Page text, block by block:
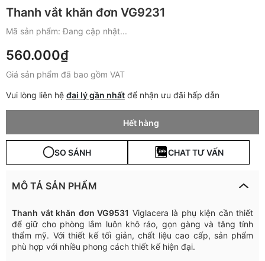
Thanh vắt khăn đơn VG9231
Mã sản phẩm:Đang cập nhật...
560.000₫
Giá sản phẩm đã bao gồm VAT
Vui lòng liên hệ đại lý gần nhất để nhận ưu đãi hấp dẫn
Hết hàng
SO SÁNH CHAT TƯ VẤN
MÔ TẢ SẢN PHẨM
Thanh vắt khăn đơn VG9531 Viglacera là phụ kiện cần thiết
để giữ cho phòng lắm luôn khô ráo, gọn gàng và tăng tính
thẩm mỹ. Với thiết kế tối giản, chất liệu cao cấp, sản phẩm
phù hợp với nhiều phong cách thiết kế hiện đại.